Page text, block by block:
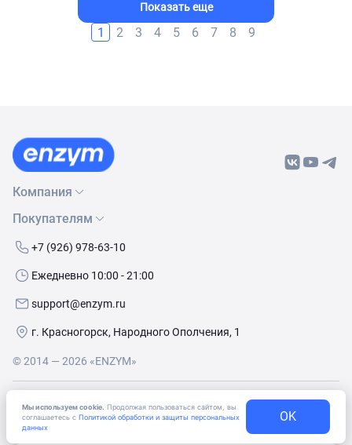
Мы используем cookie. Продолжая пользоваться сайтом, вы
соглашаетесь с Политикой обработки и защиты персональных
данных
OK
Показать еще
1 2 3 4 5 6 7 8 9
Компания
О нас
Бренды
Покупателям
Как сделать заказ
Условия доставки
+7 (926) 978-63-10
Ежедневно 10:00 - 21:00
support@enzym.ru
г. Красногорск, Народного Ополчения, 1
© 2014 — 2026 «ENZYM»
на получение рекламно-информационных
материалов